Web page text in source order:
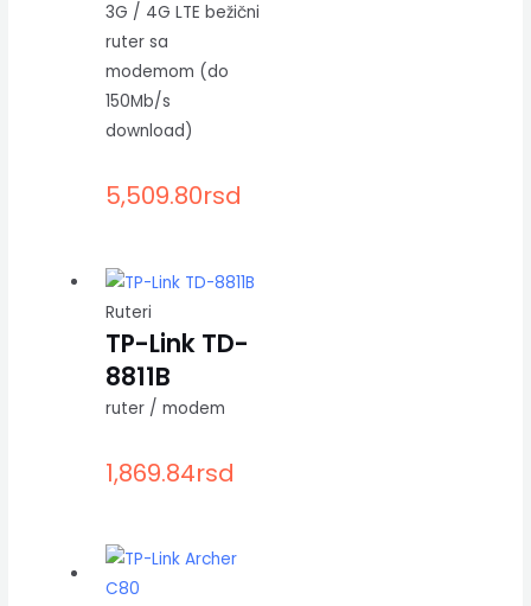
3G / 4G LTE bežični
ruter sa
modemom (do
150Mb/s
download)
5,509.80rsd
Ruteri
TP-Link TD-
8811B
ruter / modem
1,869.84rsd